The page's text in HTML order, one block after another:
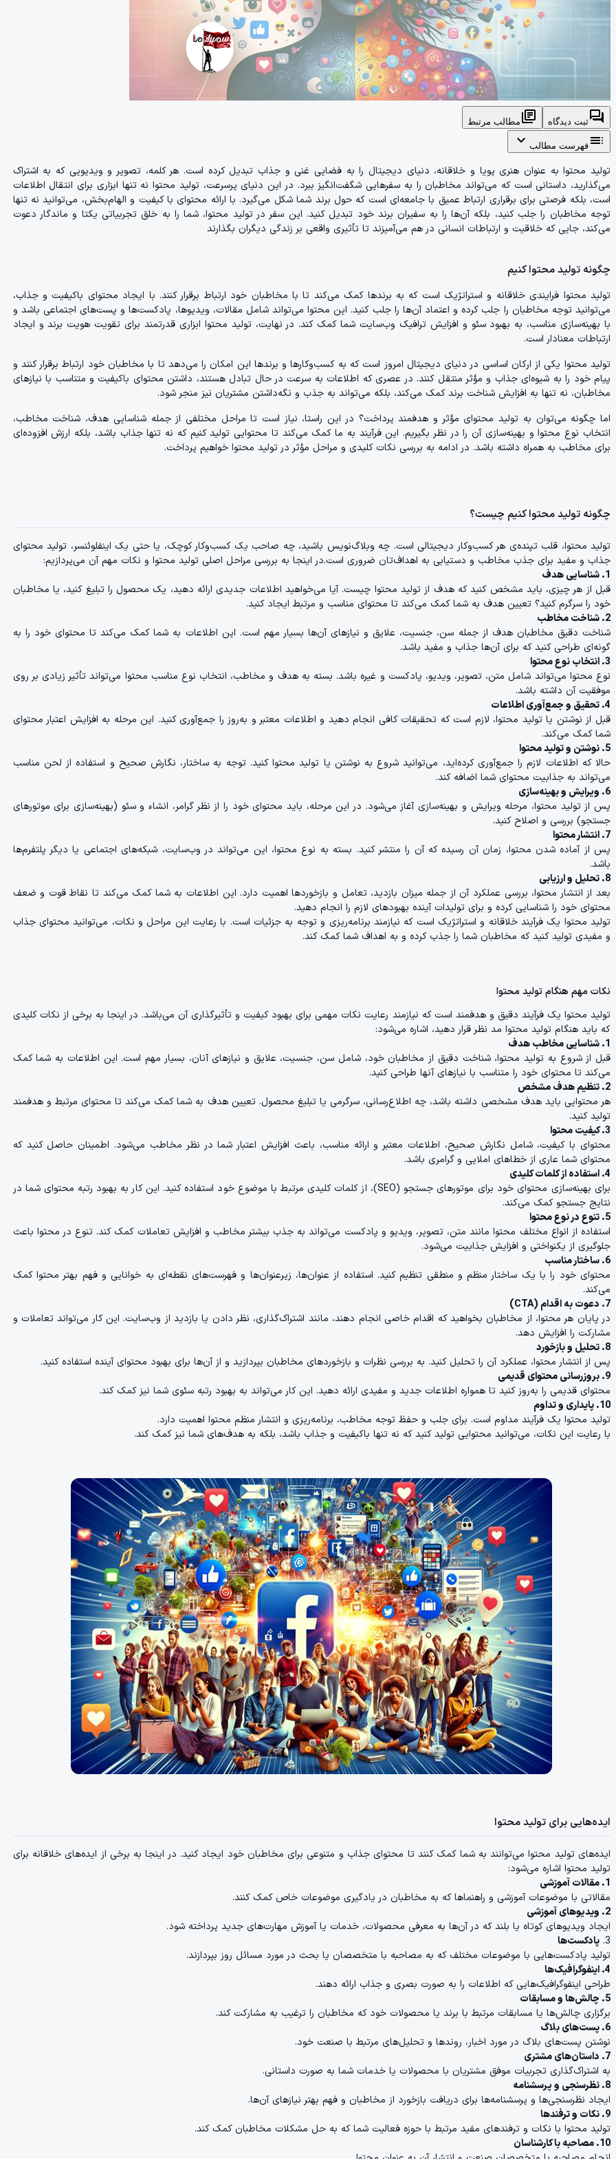
forumثبت دیدگاه library_books مطالب مرتبط
toc فهرست مطالب expand_more
تولید محتوا به عنوان هنری پویا و خلاقانه، دنیای دیجیتال را به فضایی غنی و جذاب تبدیل کرده است. هر کلمه، تصویر و ویدیویی که به اشتراک
می‌گذارید، داستانی است که می‌تواند مخاطبان را به سفرهایی شگفت‌انگیز ببرد. در این دنیای پرسرعت، تولید محتوا نه تنها ابزاری برای انتقال اطلاعات
است، بلکه فرصتی برای برقراری ارتباط عمیق با جامعه‌ای است که حول برند شما شکل می‌گیرد. با ارائه محتوای با کیفیت و الهام‌بخش، می‌توانید نه تنها
توجه مخاطبان را جلب کنید، بلکه آن‌ها را به سفیران برند خود تبدیل کنید. این سفر در تولید محتوا، شما را به خلق تجربیاتی یکتا و ماندگار دعوت
می‌کند، جایی که خلاقیت و ارتباطات انسانی در هم می‌آمیزند تا تأثیری واقعی بر زندگی دیگران بگذارند
چگونه تولید محتوا کنیم
تولید محتوا فرایندی خلاقانه و استراتژیک است که به برندها کمک می‌کند تا با مخاطبان خود ارتباط برقرار کنند. با ایجاد محتوای باکیفیت و جذاب،
می‌توانید توجه مخاطبان را جلب کرده و اعتماد آن‌ها را جلب کنید. این محتوا می‌تواند شامل مقالات، ویدیوها، پادکست‌ها و پست‌های اجتماعی باشد و
با بهینه‌سازی مناسب، به بهبود سئو و افزایش ترافیک وب‌سایت شما کمک کند. در نهایت، تولید محتوا ابزاری قدرتمند برای تقویت هویت برند و ایجاد
ارتباطات معنادار است.
تولید محتوا یکی از ارکان اساسی در دنیای دیجیتال امروز است که به کسب‌وکارها و برندها این امکان را می‌دهد تا با مخاطبان خود ارتباط برقرار کنند و
پیام خود را به شیوه‌ای جذاب و مؤثر منتقل کنند. در عصری که اطلاعات به سرعت در حال تبادل هستند، داشتن محتوای باکیفیت و متناسب با نیازهای
مخاطبان، نه تنها به افزایش شناخت برند کمک می‌کند، بلکه می‌تواند به جذب و نگه‌داشتن مشتریان نیز منجر شود.
اما چگونه می‌توان به تولید محتوای مؤثر و هدفمند پرداخت؟ در این راستا، نیاز است تا مراحل مختلفی از جمله شناسایی هدف، شناخت مخاطب،
انتخاب نوع محتوا و بهینه‌سازی آن را در نظر بگیریم. این فرآیند به ما کمک می‌کند تا محتوایی تولید کنیم که نه تنها جذاب باشد، بلکه ارزش افزوده‌ای
برای مخاطب به همراه داشته باشد. در ادامه به بررسی نکات کلیدی و مراحل مؤثر در تولید محتوا خواهیم پرداخت.
چگونه تولید محتوا کنیم چیست؟
تولید محتوا، قلب تپنده‌ی هر کسب‌وکار دیجیتالی است. چه وبلاگ‌نویس باشید، چه صاحب یک کسب‌وکار کوچک، یا حتی یک اینفلوئنسر، تولید محتوای
جذاب و مفید برای جذب مخاطب و دستیابی به اهداف‌تان ضروری است.در اینجا به بررسی مراحل اصلی تولید محتوا و نکات مهم آن می‌پردازیم:
1. شناسایی هدف
قبل از هر چیزی، باید مشخص کنید که هدف از تولید محتوا چیست. آیا می‌خواهید اطلاعات جدیدی ارائه دهید، یک محصول را تبلیغ کنید، یا مخاطبان
خود را سرگرم کنید؟ تعیین هدف به شما کمک می‌کند تا محتوای مناسب و مرتبط ایجاد کنید.
2. شناخت مخاطب
شناخت دقیق مخاطبان هدف از جمله سن، جنسیت، علایق و نیازهای آن‌ها بسیار مهم است. این اطلاعات به شما کمک می‌کند تا محتوای خود را به
گونه‌ای طراحی کنید که برای آن‌ها جذاب و مفید باشد.
3. انتخاب نوع محتوا
نوع محتوا می‌تواند شامل متن، تصویر، ویدیو، پادکست و غیره باشد. بسته به هدف و مخاطب، انتخاب نوع مناسب محتوا می‌تواند تأثیر زیادی بر روی
موفقیت آن داشته باشد.
4. تحقیق و جمع‌آوری اطلاعات
قبل از نوشتن یا تولید محتوا، لازم است که تحقیقات کافی انجام دهید و اطلاعات معتبر و به‌روز را جمع‌آوری کنید. این مرحله به افزایش اعتبار محتوای
شما کمک می‌کند.
5. نوشتن و تولید محتوا
حالا که اطلاعات لازم را جمع‌آوری کرده‌اید، می‌توانید شروع به نوشتن یا تولید محتوا کنید. توجه به ساختار، نگارش صحیح و استفاده از لحن مناسب
می‌تواند به جذابیت محتوای شما اضافه کند.
6. ویرایش و بهینه‌سازی
پس از تولید محتوا، مرحله ویرایش و بهینه‌سازی آغاز می‌شود. در این مرحله، باید محتوای خود را از نظر گرامر، انشاء و سئو (بهینه‌سازی برای موتورهای
جستجو) بررسی و اصلاح کنید.
7. انتشار محتوا
پس از آماده شدن محتوا، زمان آن رسیده که آن را منتشر کنید. بسته به نوع محتوا، این می‌تواند در وب‌سایت، شبکه‌های اجتماعی یا دیگر پلتفرم‌ها
باشد.
8. تحلیل و ارزیابی
بعد از انتشار محتوا، بررسی عملکرد آن از جمله میزان بازدید، تعامل و بازخوردها اهمیت دارد. این اطلاعات به شما کمک می‌کند تا نقاط قوت و ضعف
محتوای خود را شناسایی کرده و برای تولیدات آینده بهبودهای لازم را انجام دهید.
تولید محتوا یک فرآیند خلاقانه و استراتژیک است که نیازمند برنامه‌ریزی و توجه به جزئیات است. با رعایت این مراحل و نکات، می‌توانید محتوای جذاب
و مفیدی تولید کنید که مخاطبان شما را جذب کرده و به اهداف شما کمک کند.
نکات مهم هنگام تولید محتوا
تولید محتوا یک فرآیند دقیق و هدفمند است که نیازمند رعایت نکات مهمی برای بهبود کیفیت و تأثیرگذاری آن می‌باشد. در اینجا به برخی از نکات کلیدی
که باید هنگام تولید محتوا مد نظر قرار دهید، اشاره می‌شود:
1. شناسایی مخاطب هدف
قبل از شروع به تولید محتوا، شناخت دقیق از مخاطبان خود، شامل سن، جنسیت، علایق و نیازهای آنان، بسیار مهم است. این اطلاعات به شما کمک
می‌کند تا محتوای خود را متناسب با نیازهای آنها طراحی کنید.
2. تنظیم هدف مشخص
هر محتوایی باید هدف مشخصی داشته باشد، چه اطلاع‌رسانی، سرگرمی یا تبلیغ محصول. تعیین هدف به شما کمک می‌کند تا محتوای مرتبط و هدفمند
تولید کنید.
3. کیفیت محتوا
محتوای با کیفیت، شامل نگارش صحیح، اطلاعات معتبر و ارائه مناسب، باعث افزایش اعتبار شما در نظر مخاطب می‌شود. اطمینان حاصل کنید که
محتوای شما عاری از خطاهای املایی و گرامری باشد.
4. استفاده از کلمات کلیدی
برای بهینه‌سازی محتوای خود برای موتورهای جستجو (SEO)، از کلمات کلیدی مرتبط با موضوع خود استفاده کنید. این کار به بهبود رتبه محتوای شما در
نتایج جستجو کمک می‌کند.
5. تنوع در نوع محتوا
استفاده از انواع مختلف محتوا مانند متن، تصویر، ویدیو و پادکست می‌تواند به جذب بیشتر مخاطب و افزایش تعاملات کمک کند. تنوع در محتوا باعث
جلوگیری از یکنواختی و افزایش جذابیت می‌شود.
6. ساختار مناسب
محتوای خود را با یک ساختار منظم و منطقی تنظیم کنید. استفاده از عنوان‌ها، زیرعنوان‌ها و فهرست‌های نقطه‌ای به خوانایی و فهم بهتر محتوا کمک
می‌کند.
7. دعوت به اقدام (CTA)
در پایان هر محتوا، از مخاطبان بخواهید که اقدام خاصی انجام دهند، مانند اشتراک‌گذاری، نظر دادن یا بازدید از وب‌سایت. این کار می‌تواند تعاملات و
مشارکت را افزایش دهد.
8. تحلیل و بازخورد
پس از انتشار محتوا، عملکرد آن را تحلیل کنید. به بررسی نظرات و بازخوردهای مخاطبان بپردازید و از آن‌ها برای بهبود محتوای آینده استفاده کنید.
9. بروزرسانی محتوای قدیمی
محتوای قدیمی را به‌روز کنید تا همواره اطلاعات جدید و مفیدی ارائه دهید. این کار می‌تواند به بهبود رتبه سئوی شما نیز کمک کند.
10. پایداری و تداوم
تولید محتوا یک فرآیند مداوم است. برای جلب و حفظ توجه مخاطب، برنامه‌ریزی و انتشار منظم محتوا اهمیت دارد.
با رعایت این نکات، می‌توانید محتوایی تولید کنید که نه تنها باکیفیت و جذاب باشد، بلکه به هدف‌های شما نیز کمک کند.
ایده‌هایی برای تولید محتوا
ایده‌های تولید محتوا می‌توانند به شما کمک کنند تا محتوای جذاب و متنوعی برای مخاطبان خود ایجاد کنید. در اینجا به برخی از ایده‌های خلاقانه برای
تولید محتوا اشاره می‌شود:
1. مقالات آموزشی
مقالاتی با موضوعات آموزشی و راهنماها که به مخاطبان در یادگیری موضوعات خاص کمک کنند.
2. ویدیوهای آموزشی
ایجاد ویدیوهای کوتاه یا بلند که در آن‌ها به معرفی محصولات، خدمات یا آموزش مهارت‌های جدید پرداخته شود.
3. پادکست‌ها
تولید پادکست‌هایی با موضوعات مختلف که به مصاحبه با متخصصان یا بحث در مورد مسائل روز بپردازند.
4. اینفوگرافیک‌ها
طراحی اینفوگرافیک‌هایی که اطلاعات را به صورت بصری و جذاب ارائه دهند.
5. چالش‌ها و مسابقات
برگزاری چالش‌ها یا مسابقات مرتبط با برند یا محصولات خود که مخاطبان را ترغیب به مشارکت کند.
6. پست‌های بلاگ
نوشتن پست‌های بلاگ در مورد اخبار، روندها و تحلیل‌های مرتبط با صنعت خود.
7. داستان‌های مشتری
به اشتراک‌گذاری تجربیات موفق مشتریان با محصولات یا خدمات شما به صورت داستانی.
8. نظرسنجی و پرسشنامه
ایجاد نظرسنجی‌ها و پرسشنامه‌ها برای دریافت بازخورد از مخاطبان و فهم بهتر نیازهای آن‌ها.
9. نکات و ترفندها
تولید محتوا با نکات و ترفندهای مفید مرتبط با حوزه فعالیت شما که به حل مشکلات مخاطبان کمک کند.
10. مصاحبه با کارشناسان